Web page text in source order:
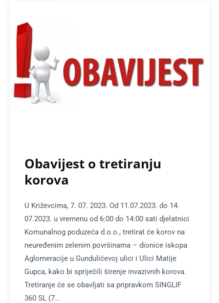
Obavijest o tretiranju
korova
U Križevcima, 7. 07. 2023. Od 11.07.2023. do 14.
07.2023. u vremenu od 6:00 do 14:00 sati djelatnici
Komunalnog poduzeća d.o.o., tretirat će korov na
neuređenim zelenim površinama – dionice iskopa
Aglomeracije u Gundulićevoj ulici i Ulici Matije
Gupca, kako bi spriječili širenje invazivnih korova.
Tretiranje će se obavljati sa pripravkom SINGLIF
360 SL (7…